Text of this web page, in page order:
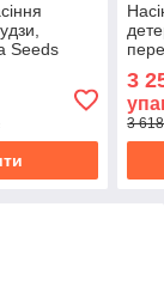
Seeds
3
3